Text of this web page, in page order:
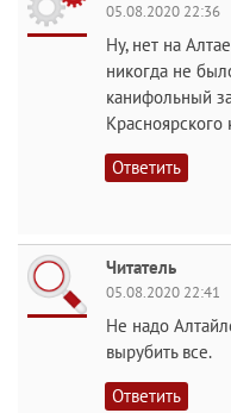
05.08.2020 22:36
Ну, нет на
никогда не
канифольный
Красноярского
Ответить
Читатель
05.08.2020 22:41
Не надо
вырубить все.
Ответить